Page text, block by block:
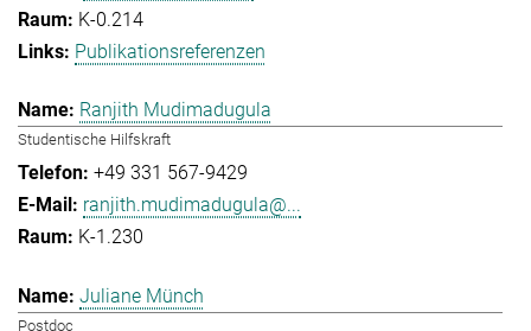
K-0.214
Publikationsreferenzen
Ranjith Mudimadugula
Studentische Hilfskraft
+49 331 567-9429
ranjith.mudimadugula@...
K-1.230
Juliane Münch
Postdoc